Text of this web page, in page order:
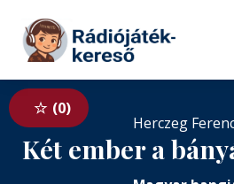
Tovább a tartalomhoz
0
Herczeg
Két ember a